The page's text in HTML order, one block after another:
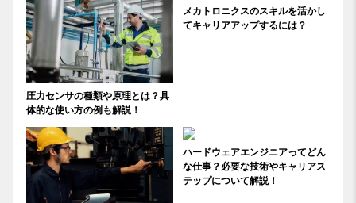
圧力センサの種類や原理とは？具
体的な使い方の例も解説！
メカトロニクスのスキルを活かし
てキャリアアップするには？
ハードウェアエンジニアってどん
な仕事？必要な技術やキャリアス
テップについて解説！